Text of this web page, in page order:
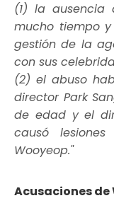
(1) la ausencia
mucho tiempo
gestión de la
con sus
(2) el abuso
director Park
de edad y el
causó
Wooyeop."
Acusaciones de